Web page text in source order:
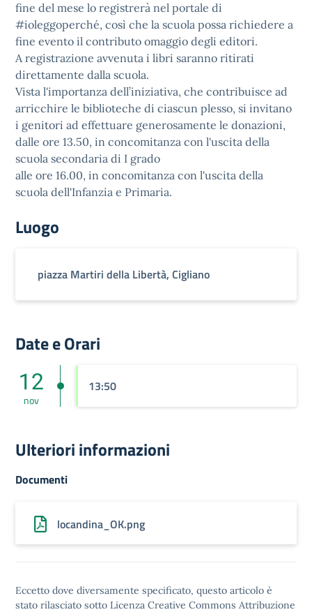
fine del mese lo registrerà nel portale di
#ioleggoperché, così che la scuola possa richiedere a
fine evento il contributo omaggio degli editori.
A registrazione avvenuta i libri saranno ritirati
direttamente dalla scuola.
Vista l'importanza dell’iniziativa, che contribuisce ad
arricchire le biblioteche di ciascun plesso, si invitano
i genitori ad effettuare generosamente le donazioni,
dalle ore 13.50, in concomitanza con l'uscita della
scuola secondaria di I grado
alle ore 16.00, in concomitanza con l'uscita della
scuola dell'Infanzia e Primaria.
Luogo
piazza Martiri della Libertà, Cigliano
Date e Orari
12
nov
13:50
Ulteriori informazioni
Documenti
locandina_OK.png
Eccetto dove diversamente specificato, questo articolo è
stato rilasciato sotto Licenza Creative Commons Attribuzione